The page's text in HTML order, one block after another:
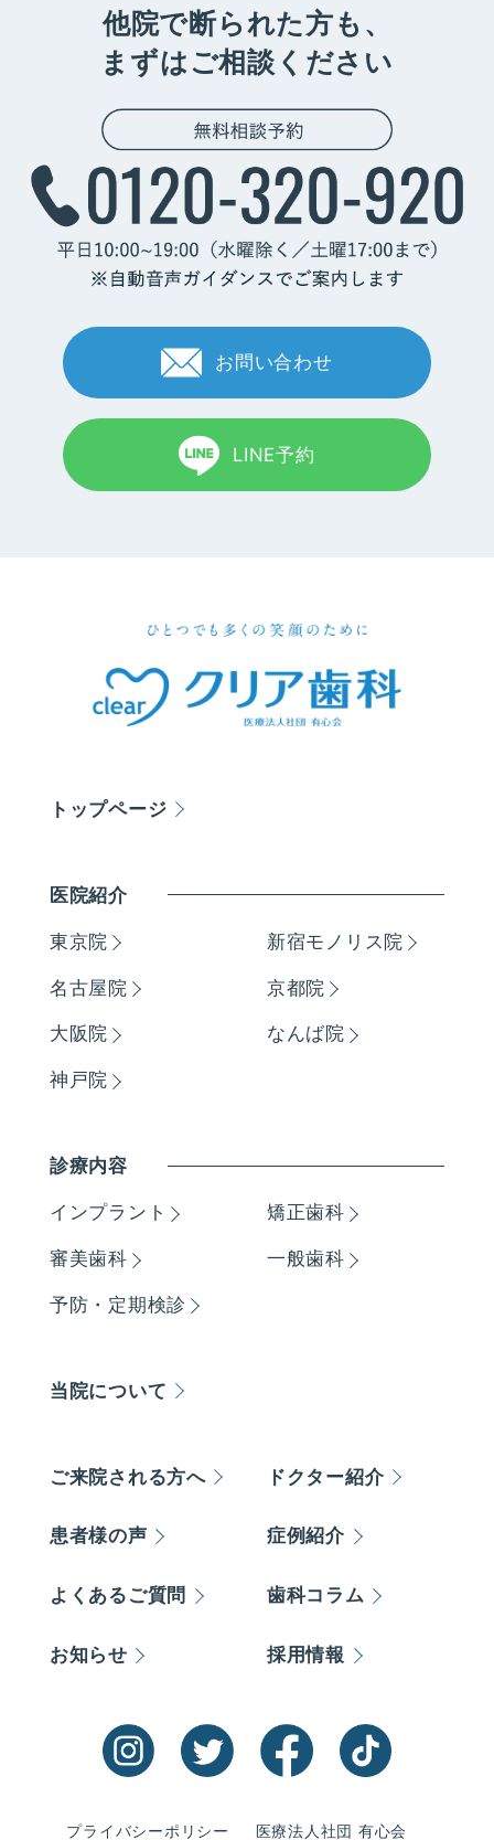
他院で断られた方も、
まずはご相談ください
お問い合わせ
LINE予約
トップページ
医院紹介
東京院 新宿モノリス院
名古屋院 京都院
大阪院 なんば院
神戸院
診療内容
インプラント 矯正歯科
審美歯科 一般歯科
予防・定期検診
当院について
ご来院される方へ ドクター紹介
患者様の声 症例紹介
よくあるご質問 歯科コラム
お知らせ 採用情報
プライバシーポリシー 医療法人社団 有心会